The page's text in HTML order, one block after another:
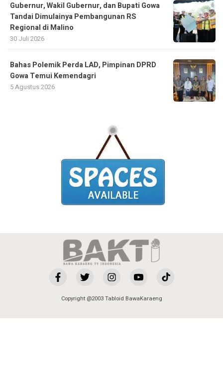
Gubernur, Wakil Gubernur, dan Bupati Gowa
Tandai Dimulainya Pembangunan RS
Regional di Malino
30 Juli 2026
Bahas Polemik Perda LAD, Pimpinan DPRD
Gowa Temui Kemendagri
5 Agustus 2026
Copyright @2003 Tabloid BawaKaraeng